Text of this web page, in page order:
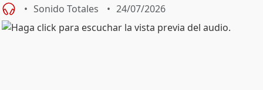
Sonido Totales 24/07/2026